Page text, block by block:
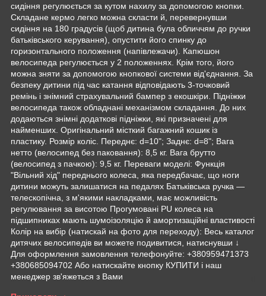
сидіння регулюється за кутом нахилу за допомогою кнопки.
Складане кермо легко можна скласти й, перевернувши
сидіння на 180 градусів (щоб дитина була обличчям до ручки
батьківського керування), опустити його спинку до
горизонтального положення (напівлежачи). Капюшон
велосипеда регулюється у 2 положеннях. Крім того, його
можна зняти за допомогою кнопкової системи від'єднання. За
безпеку дитини під час катання відповідають 3-точковий
ремінь і знімний страхувальний бампер з екошкіри. Підніжки
велосипеда також обладнані механізмом складання. До них
додаються знімні додаткові підніжки, які призначені для
найменших. Оригінальний місткий багажний кошик із
пластику. Розмір коліс. Переднє: d=10"; Заднє: d=8"; Вага
нетто (велосипед без паковання): 8,5 кг. Вага брутто
(велосипед з пачкою): 9,5 кг. Переваги моделі: Функція
"Вільний хід" переднього колеса, яка передбачає, що ноги
дитини можуть залишатися на педалях Батьківська ручка —
телескопічна, з м'якими накладками, має можливість
регулювання за висотою Прогумовані PU колеса на
підшипниках мають шумоізоляцію й амортизаційні властивості
Колір на вибір (натискай на фото для переходу): Весь каталог
дитячих велосипедів ви можете подивитися, натиснувши ↓
Для оформлення замовлення телефонуйте: +380959471373
+380685094702 Або натискайте кнопку КУПИТИ і наш
менеджер зв'яжеться з Вами